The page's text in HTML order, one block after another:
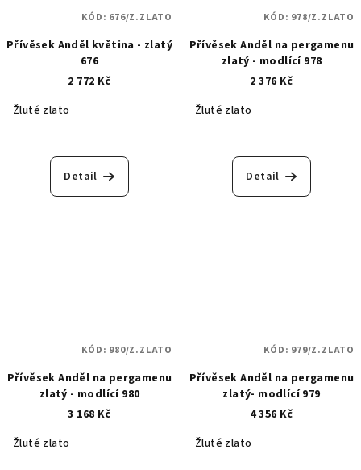
Přívěsek Anděl květina - zlatý
676
2 772 Kč
Žluté zlato
Detail
KÓD: 676/Z.ZLATO
Přívěsek Anděl na pergamenu
zlatý - modlící 978
2 376 Kč
Žluté zlato
Detail
KÓD: 978/Z.ZLATO
Přívěsek Anděl na pergamenu
zlatý - modlící 980
3 168 Kč
Žluté zlato
KÓD: 980/Z.ZLATO
Přívěsek Anděl na pergamenu
zlatý- modlící 979
4 356 Kč
Žluté zlato
KÓD: 979/Z.ZLATO